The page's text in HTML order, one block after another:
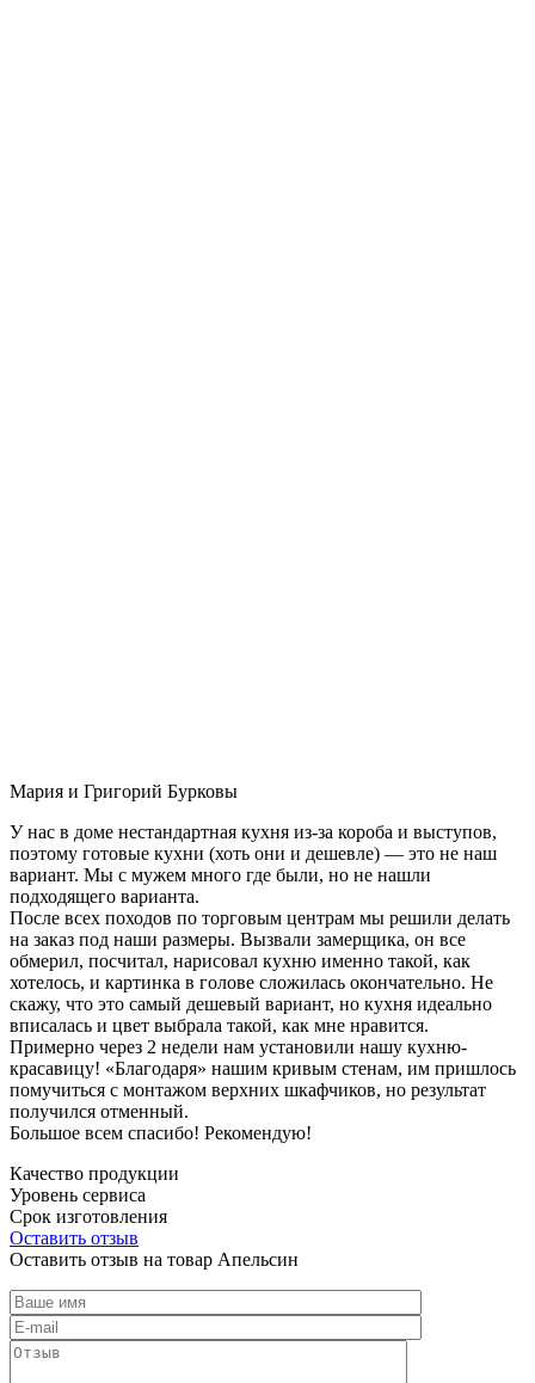
Мария и Григорий Бурковы
У нас в доме нестандартная кухня из-за короба и выступов,
поэтому готовые кухни (хоть они и дешевле) — это не наш
вариант. Мы с мужем много где были, но не нашли
подходящего варианта.
После всех походов по торговым центрам мы решили делать
на заказ под наши размеры. Вызвали замерщика, он все
обмерил, посчитал, нарисовал кухню именно такой, как
хотелось, и картинка в голове сложилась окончательно. Не
скажу, что это самый дешевый вариант, но кухня идеально
вписалась и цвет выбрала такой, как мне нравится.
Примерно через 2 недели нам установили нашу кухню-
красавицу! «Благодаря» нашим кривым стенам, им пришлось
помучиться с монтажом верхних шкафчиков, но результат
получился отменный.
Большое всем спасибо! Рекомендую!
Качество продукции
Уровень сервиса
Срок изготовления
Оставить отзыв
Оставить отзыв на товар Апельсин